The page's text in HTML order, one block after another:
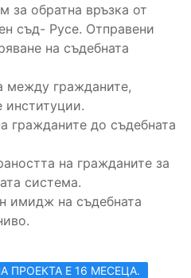
за обратна връзка от
съд- Русе. Отправени
на съдебната
между гражданите,
институции.
гражданите до съдебната
на гражданите за
система.
имидж на съдебната
Е 16 МЕСЕЦА.